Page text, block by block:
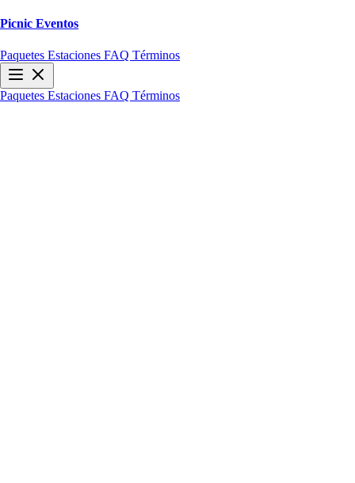
Picnic Eventos
Paquetes Estaciones FAQ Términos
Paquetes Estaciones FAQ Términos